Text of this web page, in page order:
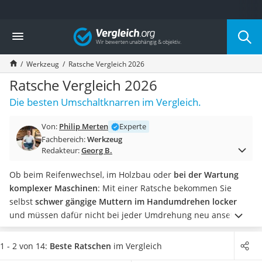
Die beliebtesten Vergleiche nach Kategorie
Baumarkt
Tresor feuerfest
Makita-Akku-Rasenmäher
Kappsäge
Smartes Türschloss
Akku-Rasentrimmer
Split-Klimaanlage 2 Innengeräte
Pelletofen
Tiefbrunnenpumpe
Fliesenschneider
Hochdruckreiniger
Doppelschleifer
Überwachungskamera
Benzinrasenmäher mit Elektrostart
Vergleich
Werkzeug Ratsche Vergleich 2026
Ratsche Vergleich 2026
Die besten Umschaltknarren im Vergleich.
Von: Philip Merten
Experte
Fachbereich:Werkzeug
Redakteur:Georg B.
Ob beim Reifenwechsel, im Holzbau oder bei der Wartung
komplexer Maschinen: Mit einer Ratsche bekommen Sie
selbst schwer gängige Muttern im Handumdrehen locker
und müssen dafür nicht bei jeder Umdrehung neu ansetzen.
Wie gängige Tests im Internet zeigen, ermöglichen
Umschaltknarreneine effizientere Kraftübertragung als
1 - 2 von 14: Beste Ratschen im Vergleich